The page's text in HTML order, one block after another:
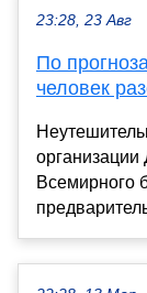
23:28, 23 Авг
По
человек
Всемирного